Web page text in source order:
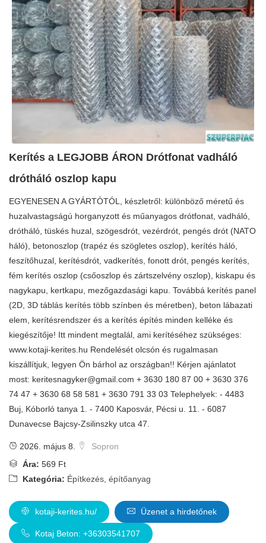
Kerítés a LEGJOBB ÁRON Drótfonat vadháló
drótháló oszlop kapu
EGYENESEN A GYÁRTÓTÓL, készletről: különböző méretű és
huzalvastagságú horganyzott és műanyagos drótfonat, vadháló,
drótháló, tüskés huzal, szögesdrót, vezérdrót, pengés drót (NATO
háló), betonoszlop (trapéz és szögletes oszlop), kerítés háló,
feszítőhuzal, kerítésdrót, vadkerítés, fonott drót, pengés kerítés,
fém kerítés oszlop (csőoszlop és zártszelvény oszlop), kiskapu és
nagykapu, kertkapu, mezőgazdasági kapu. Továbbá kerítés panel
(2D, 3D táblás kerítés több színben és méretben), beton lábazati
elem, kerítésrendszer és a kerítés építés minden kelléke és
kiegészítője! Itt mindent megtalál, ami kerítéséhez szükséges:
www.kotaji-kerites.hu Rendelését olcsón és rugalmasan
kiszállítjuk, legyen Ön bárhol az országban!! Kérjen ajánlatot
most: keritesnagyker@gmail.com + 3630 180 87 00 + 3630 376
74 47 + 3630 68 58 581 + 3630 791 33 03 Telephelyek: - 4483
Buj, Kóborló tanya 1. - 7400 Kaposvár, Pécsi u. 11. - 6087
Dunavecse Bajcsy-Zsilinszky utca 47.
2026. május 8.
Sopron
Ára: 569 Ft
Kategória: Építkezés, építőanyag
kotaji-kerites.hu/ Üzenet a hirdetőnek
Kotaj Beton: +36303541707